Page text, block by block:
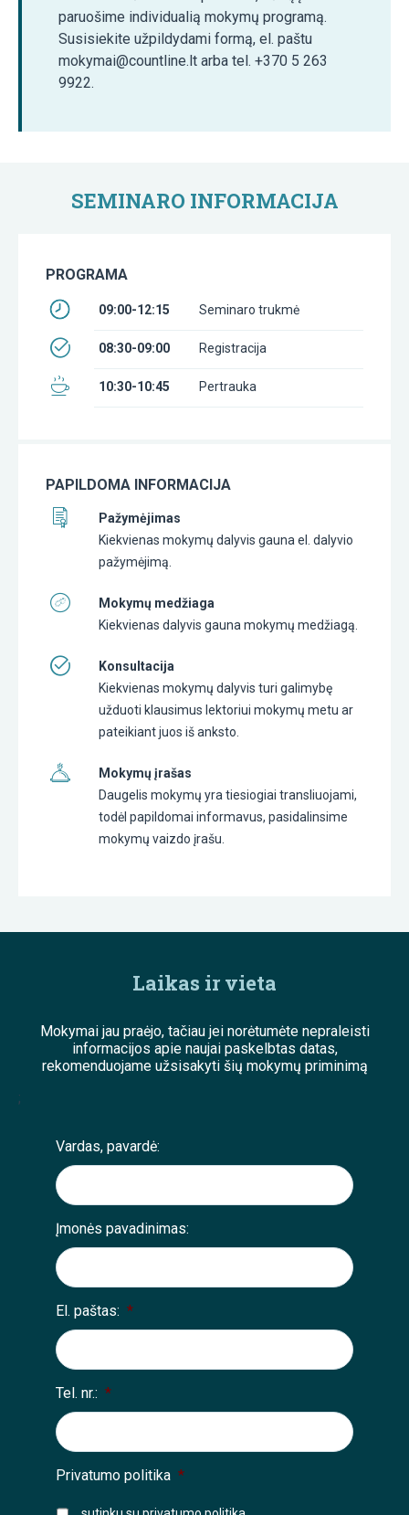
paruošime individualią mokymų programą.
Susisiekite užpildydami formą, el. paštu
mokymai@countline.lt arba tel. +370 5 263
9922.
SEMINARO INFORMACIJA
PROGRAMA
09:00-12:15 Seminaro trukmė
08:30-09:00 Registracija
10:30-10:45 Pertrauka
PAPILDOMA INFORMACIJA
Pažymėjimas
Kiekvienas mokymų dalyvis gauna el. dalyvio
pažymėjimą.
Mokymų medžiaga
Kiekvienas dalyvis gauna mokymų medžiagą.
Konsultacija
Kiekvienas mokymų dalyvis turi galimybę
užduoti klausimus lektoriui mokymų metu ar
pateikiant juos iš anksto.
Mokymų įrašas
Daugelis mokymų yra tiesiogiai transliuojami,
todėl papildomai informavus, pasidalinsime
mokymų vaizdo įrašu.
Laikas ir vieta
Mokymai jau praėjo, tačiau jei norėtumėte nepraleisti
informacijos apie naujai paskelbtas datas,
rekomenduojame užsisakyti šių mokymų priminimą
;
Vardas, pavardė:
Įmonės pavadinimas:
El. paštas: *
Tel. nr.: *
Privatumo politika *